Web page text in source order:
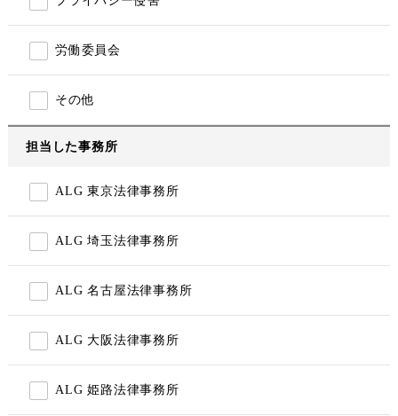
労働委員会
その他
担当した事務所
ALG 東京法律事務所
ALG 埼玉法律事務所
ALG 名古屋法律事務所
ALG 大阪法律事務所
ALG 姫路法律事務所